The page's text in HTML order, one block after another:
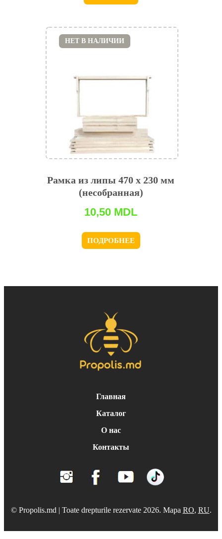
Рамка из липы 470 x 230 мм
(несобранная)
10,50 MDL
ПОДРОБНЕЕ
НЕТ В НАЛИЧИИ
Главная
Каталог
О нас
Контакты
© Propolis.md | Toate drepturile rezervate 2026. Mapa RO, RU.